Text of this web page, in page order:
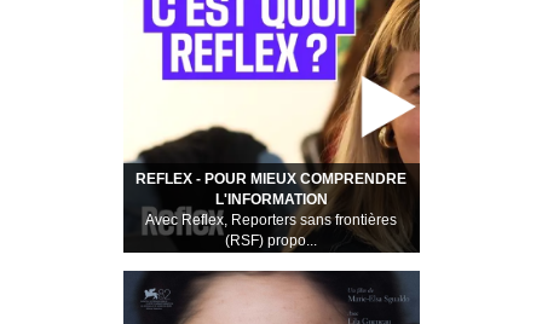
REFLEX - POUR MIEUX COMPRENDRE
L'INFORMATION
Avec Reflex, Reporters sans frontières
(RSF) propo...